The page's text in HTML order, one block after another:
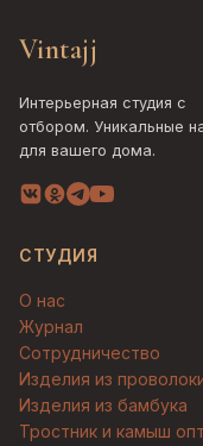
Vintajj
Интерьерная студия с
отбором. Уникальные
для вашего дома.
СТУДИЯ
О нас
Журнал
Сотрудничество
Изделия из
Изделия из бамбука
Тростник и камыш